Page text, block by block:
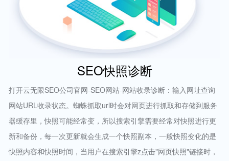
SEO快照诊断
打开云无限SEO公司官网-SEO网站-网站收录诊断：输入网址查询
网站URL收录状态。蜘蛛抓取url时会对网页进行抓取和存储到服务
器缓存里，快照可能经常变，所以搜索引擎需要经常对快照进行更
新和备份，每一次更新就会生成一个快照副本，一般快照变化的是
快照内容和快照时间，当用户在搜索引擎z点击"网页快照"链接时，